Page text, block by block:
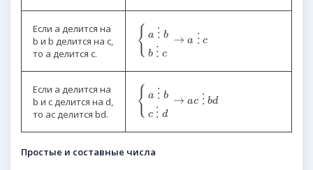
Если a делится на
b и b делится на c,
то a делится c.
{ a ⋮ b
b ⋮ c
→ a ⋮ c
Если a делится на
b и c делится на d,
то ac делится bd.
{ a ⋮ b
c ⋮ d
→ ac ⋮ bd
Простые и составные числа